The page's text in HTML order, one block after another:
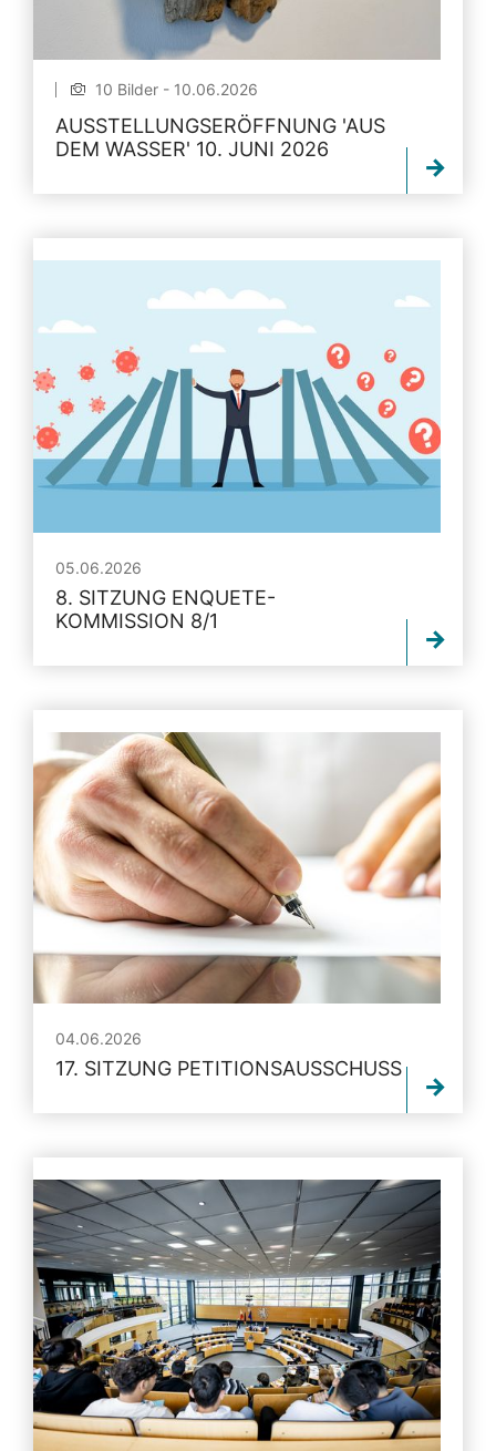
10 Bilder - 10.06.2026
AUSSTELLUNGSERÖFFNUNG 'AUS
DEM WASSER' 10. JUNI 2026
05.06.2026
8. SITZUNG ENQUETE-
KOMMISSION 8/1
04.06.2026
17. SITZUNG PETITIONSAUSSCHUSS